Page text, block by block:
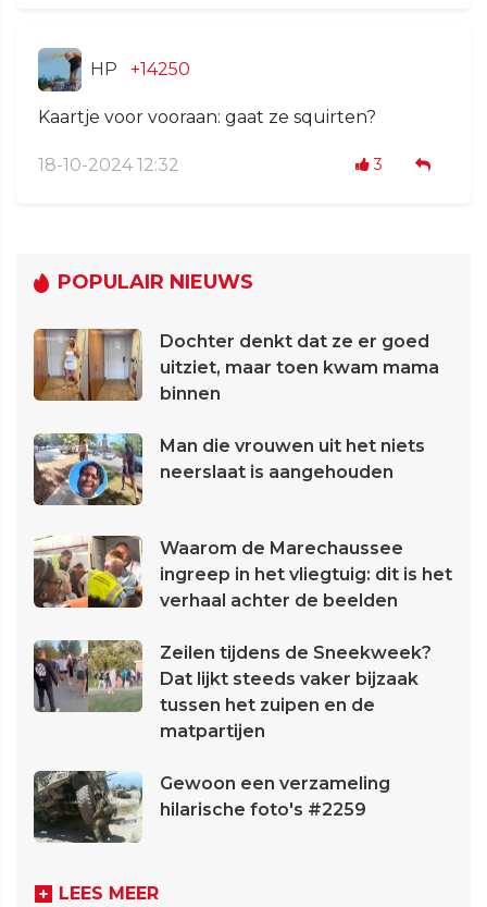
HP +14250
Kaartje voor vooraan: gaat ze squirten?
18-10-2024 12:32 3
POPULAIR NIEUWS
Dochter denkt dat ze er goed
uitziet, maar toen kwam mama
binnen
Man die vrouwen uit het niets
neerslaat is aangehouden
Waarom de Marechaussee
ingreep in het vliegtuig: dit is het
verhaal achter de beelden
Zeilen tijdens de Sneekweek?
Dat lijkt steeds vaker bijzaak
tussen het zuipen en de
matpartijen
Gewoon een verzameling
hilarische foto's #2259
LEES MEER